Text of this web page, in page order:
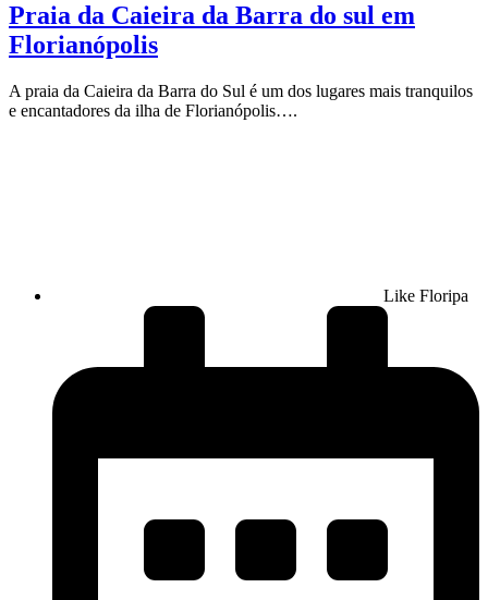
Praia da Caieira da Barra do sul em
Florianópolis
A praia da Caieira da Barra do Sul é um dos lugares mais tranquilos
e encantadores da ilha de Florianópolis….
Like Floripa